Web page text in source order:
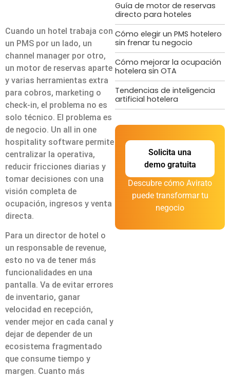
Cuando un hotel trabaja con
un PMS por un lado, un
channel manager por otro,
un motor de reservas aparte
y varias herramientas extra
para cobros, marketing o
check-in, el problema no es
solo técnico. El problema es
de negocio. Un all in one
hospitality software permite
centralizar la operativa,
reducir fricciones diarias y
tomar decisiones con una
visión completa de
ocupación, ingresos y venta
directa.
Para un director de hotel o
un responsable de revenue,
esto no va de tener más
funcionalidades en una
pantalla. Va de evitar errores
de inventario, ganar
velocidad en recepción,
vender mejor en cada canal y
dejar de depender de un
ecosistema fragmentado
que consume tiempo y
margen. Cuanto más
Guía de motor de reservas
directo para hoteles
Cómo elegir un PMS hotelero
sin frenar tu negocio
Cómo mejorar la ocupación
hotelera sin OTA
Tendencias de inteligencia
artificial hotelera
Solicita una
demo gratuita
Descubre cómo Avirato
puede transformar tu
negocio